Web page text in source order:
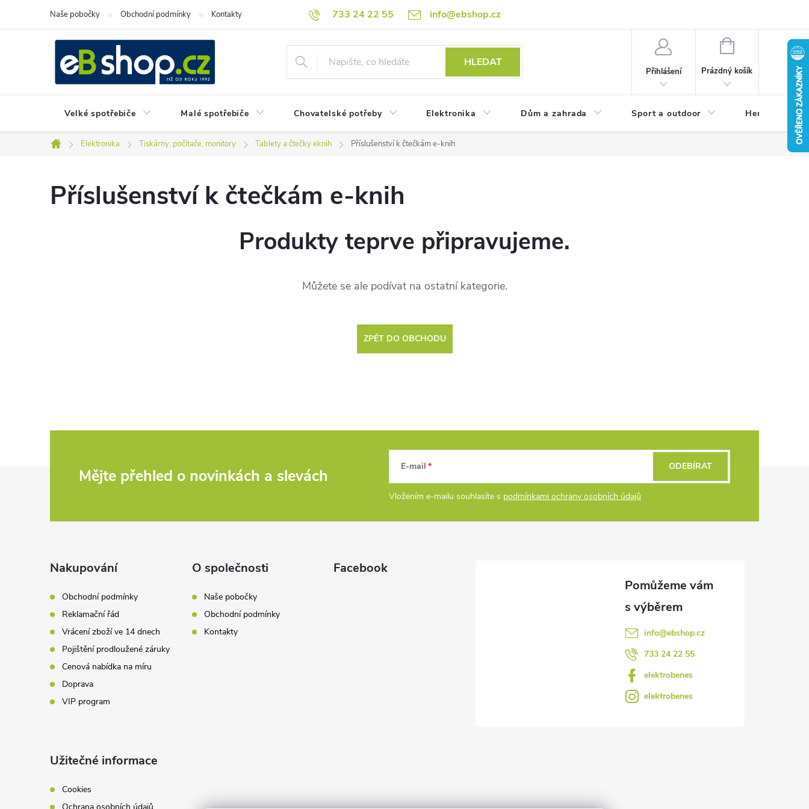
733 24 22 55 info@ebshop.cz
Naše pobočky Obchodní podmínky Kontakty
HLEDAT
Přihlášení
NÁKUPNÍ
Prázdný košík
Velké spotřebiče Malé spotřebiče Chovatelské potřeby Elektronika Dům a zahrada Sport a outdoor Herní zóna
Domů
Elektronika Tiskárny, počítače, monitory Tablety a čtečky eknih Příslušenství k čtečkám e-knih
Příslušenství k čtečkám e-knih
Produkty teprve připravujeme.
Můžete se ale podívat na ostatní kategorie.
ZPĚT DO OBCHODU
Mějte přehled o novinkách a slevách E-mail
Vložením e-mailu souhlasíte s podmínkami ochrany osobních údajů
ODEBÍRAT
Nakupování
Obchodní podmínky
Reklamační řád
Vrácení zboží ve 14 dnech
Pojištění prodloužené záruky
Cenová nabídka na míru
Doprava
VIP program
O společnosti
Naše pobočky
Obchodní podmínky
Kontakty
Facebook
info@ebshop.cz
733 24 22 55
elektrobenes
elektrobenes
Užitečné informace
Cookies